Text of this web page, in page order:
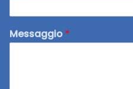
Messaggio *